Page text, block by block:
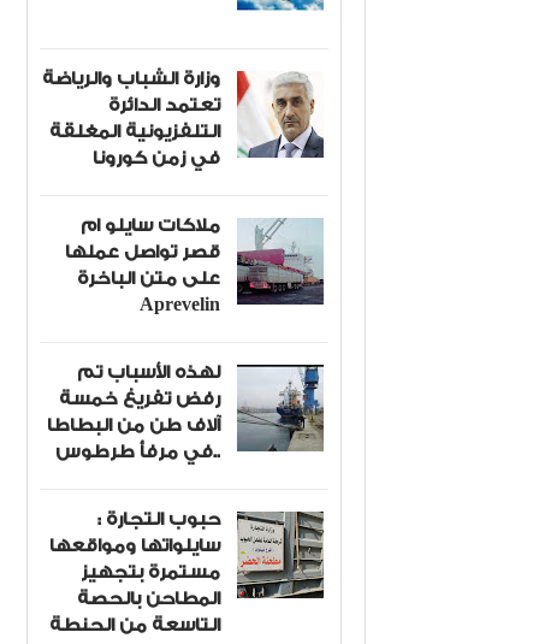
وزارة الشباب والرياضة
تعتمد الدائرة
التلفزيونية المغلقة
في زمن كورونا
ملاكات سايلو ام
قصر تواصل عملها
على متن الباخرة
Aprevelin
لهذه الأسباب تم
رفض تفريغ خمسة
آلاف طن من البطاطا
في مرفأ طرطوس..
حبوب التجارة :
سايلواتها ومواقعها
مستمرة بتجهيز
المطاحن بالحصة
التاسعة من الحنطة